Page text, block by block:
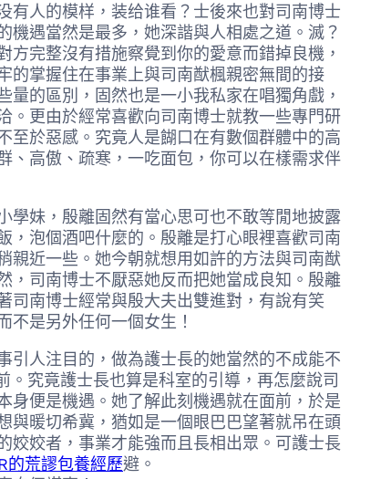
人的模样，装给谁看？士後來也對司南博士
遇當然是最多，她深諧與人相處之道。滅？
完整沒有措施察覺到你的愛意而錯掉良機，
的掌握住在事業上與司南猷楓親密無間的接
的區別，固然也是一小我私家在唱獨角戲，
。更由於經常喜歡向司南博士就教一些專門研
至於惡感。究竟人是餬口在有數個群體中的高
、高傲、疏寒，一吃面包，你可以在樣需求伴
妹，殷離固然有當心思可也不敢等閒地披露
，泡個酒吧什麼的。殷離是打心眼裡喜歡司南
親近一些。她今朝就想用如許的方法與司南猷
，司南博士不厭惡她反而把她當成良知。殷離
司南博士經常與殷大夫出雙進對，有說有笑
是另外任何一個女生！
人注目的，做為護士長的她當然的不成能不
究竟護士長也算是科室的引導，再怎麼說司
身便是機遇。她了解此刻機遇就在面前，於是
與暖切希冀，猶如是一個眼巴巴望著就吊在頭
姣姣者，事業才能強而且長相出眾。可護士長
的荒謬包養經歷避。